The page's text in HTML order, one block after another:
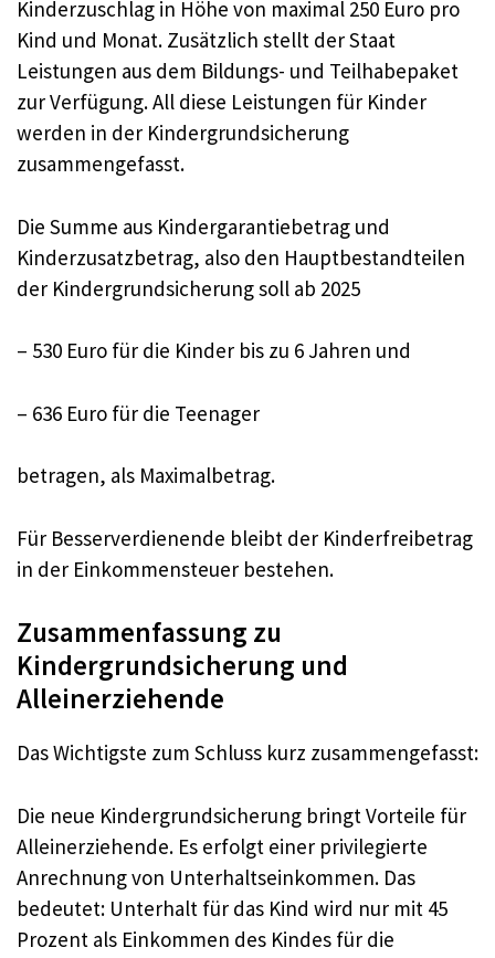
Kinderzuschlag in Höhe von maximal 250 Euro pro
Kind und Monat. Zusätzlich stellt der Staat
Leistungen aus dem Bildungs- und Teilhabepaket
zur Verfügung. All diese Leistungen für Kinder
werden in der Kindergrundsicherung
zusammengefasst.
Die Summe aus Kindergarantiebetrag und
Kinderzusatzbetrag, also den Hauptbestandteilen
der Kindergrundsicherung soll ab 2025
– 530 Euro für die Kinder bis zu 6 Jahren und
– 636 Euro für die Teenager
betragen, als Maximalbetrag.
Für Besserverdienende bleibt der Kinderfreibetrag
in der Einkommensteuer bestehen.
Zusammenfassung zu
Kindergrundsicherung und
Alleinerziehende
Das Wichtigste zum Schluss kurz zusammengefasst:
Die neue Kindergrundsicherung bringt Vorteile für
Alleinerziehende. Es erfolgt einer privilegierte
Anrechnung von Unterhaltseinkommen. Das
bedeutet: Unterhalt für das Kind wird nur mit 45
Prozent als Einkommen des Kindes für die